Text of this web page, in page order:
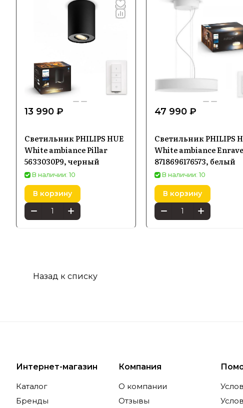
13 990 ₽
Светильник PHILIPS HUE
White ambiance Pillar
5633030P9, черный
В наличии: 10
В корзину
47 990 ₽
Светильник PHILIPS
White ambiance Enrave
8718696176573, белый
В наличии: 10
В корзину
Назад к списку
Интернет-магазин
Каталог
Бренды
Компания
О компании
Отзывы